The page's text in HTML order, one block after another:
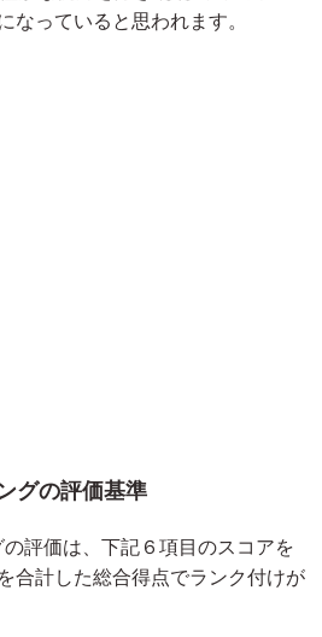
なっていると思われます。
グの評価基準
評価は、下記６項目のスコアを
合計した総合得点でランク付けが